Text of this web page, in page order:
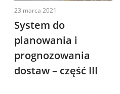
23 marca 2021
System do
planowania i
prognozowania
dostaw – część III